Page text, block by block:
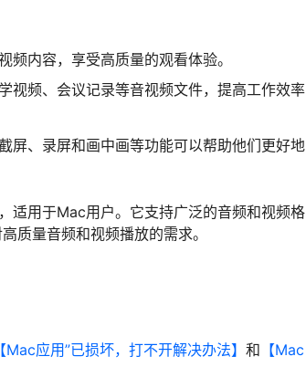
内容，享受高质量的观看体验。
视频、会议记录等音视频文件，提高工作效率
屏、录屏和画中画等功能可以帮助他们更好地
适用于Mac用户。它支持广泛的音频和视频格
质量音频和视频播放的需求。
【Mac应用”已损坏，打不开解决办法】 和 【Mac